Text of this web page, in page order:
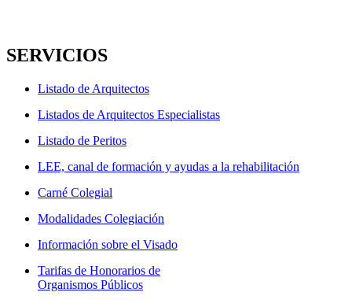
SERVICIOS
Listado de Arquitectos
Listados de Arquitectos Especialistas
Listado de Peritos
LEE, canal de formación y ayudas a la rehabilitación
Carné Colegial
Modalidades Colegiación
Información sobre el Visado
Tarifas de Honorarios de
Organismos Públicos